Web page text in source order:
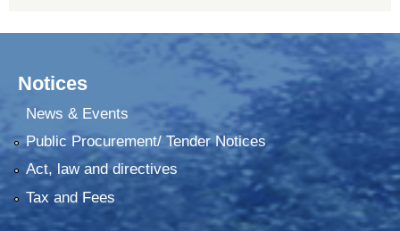
Notices
News & Events
Public Procurement/ Tender Notices
Act, law and directives
Tax and Fees